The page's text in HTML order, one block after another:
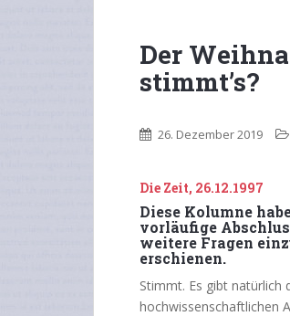
Der
stimmt’s?
26. Dezember 2019
Die Zeit, 26.12.1997
Diese Kolumne
vorläufige
weitere Fragen
erschienen.
Stimmt. Es gibt natürlich
hochwissenschaftlichen